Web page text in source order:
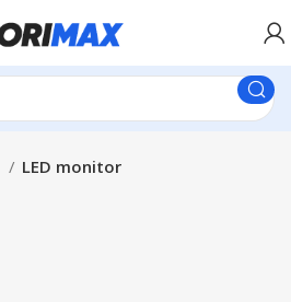
LED monitor